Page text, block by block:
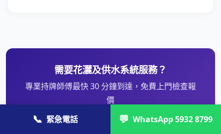
需要花灑及供水系統服務？
專業持牌師傅最快 30 分鐘到達，免費上門檢查報
價
📞 緊急電話 💬 WhatsApp 5932 8799